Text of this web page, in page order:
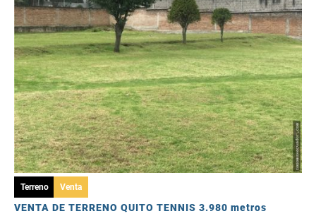
Terreno Venta
VENTA DE TERRENO QUITO TENNIS 3.980 metros